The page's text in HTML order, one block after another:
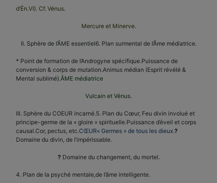
d’Én.VI). Cf. Vénus.
Mercure et Minerve.
II. Sphère de l’ÂME essentiel6. Plan surmental de l’Âme médiatrice.
* Point de formation de l’Androgyne spécifique.Puissance de
conversion & corps de mutation.Animus médian (Esprit révélé &
Mental sublimé).ÂME médiatrice
Vulcain et Vénus.
III. Sphère du COEUR incarné.5. Plan du Cœur, Feu divin involué et
principe-germe de la « gloire » spirituelle.Puissance d’éveil et corps
causal.Cor, pectus, etc.CŒUR« Germes » de tous les dieux.?
Domaine du divin, de l’impérissable.
? Domaine du changement, du mortel.
4. Plan de la psyché mentale,de l’âme intelligente.